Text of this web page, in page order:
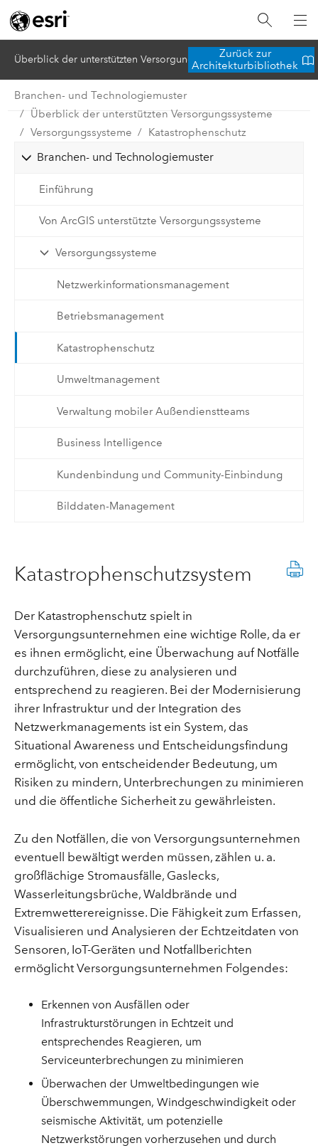
Überblick der unterstützten VersorgungssystemeZurück zur
Architekturbibliothek
Branchen- und Technologiemuster
Überblick der unterstützten Versorgungssysteme
Versorgungssysteme
Katastrophenschutz
Branchen- und Technologiemuster
Einführung
Von ArcGIS unterstützte Versorgungssysteme
Versorgungssysteme
Netzwerkinformationsmanagement
Betriebsmanagement
Katastrophenschutz
Umweltmanagement
Verwaltung mobiler Außendienstteams
Business Intelligence
Kundenbindung und Community-Einbindung
Bilddaten-Management
Katastrophenschutzsystem
Der Katastrophenschutz spielt in
Versorgungsunternehmen eine wichtige Rolle, da er
es ihnen ermöglicht, eine Überwachung auf Notfälle
durchzuführen, diese zu analysieren und
entsprechend zu reagieren. Bei der Modernisierung
ihrer Infrastruktur und der Integration des
Netzwerkmanagements ist ein System, das
Situational Awareness und Entscheidungsfindung
ermöglicht, von entscheidender Bedeutung, um
Risiken zu mindern, Unterbrechungen zu minimieren
und die öffentliche Sicherheit zu gewährleisten.
Zu den Notfällen, die von Versorgungsunternehmen
eventuell bewältigt werden müssen, zählen u. a.
großflächige Stromausfälle, Gaslecks,
Wasserleitungsbrüche, Waldbrände und
Extremwetterereignisse. Die Fähigkeit zum Erfassen,
Visualisieren und Analysieren der Echtzeitdaten von
Sensoren, IoT-Geräten und Notfallberichten
ermöglicht Versorgungsunternehmen Folgendes:
Erkennen von Ausfällen oder
Infrastrukturstörungen in Echtzeit und
entsprechendes Reagieren, um
Serviceunterbrechungen zu minimieren
Überwachen der Umweltbedingungen wie
Überschwemmungen, Windgeschwindigkeit oder
seismische Aktivität, um potenzielle
Netzwerkstörungen vorherzusehen und durch